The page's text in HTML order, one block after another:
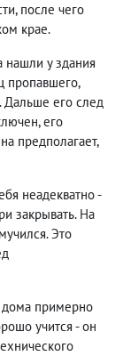
после чего
крае.
у здания
пропавшего,
Дальше его след
его
предполагает,
неадекватно -
закрывать. На
Это
дома примерно
учится - он